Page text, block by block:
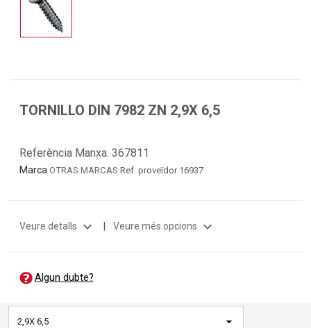
TORNILLO DIN 7982 ZN 2,9X 6,5
Referència Manxa: 367811
Marca OTRAS MARCAS Ref. proveïdor 16937
Veure detalls expand_more | Veure més opcions expand_more
Algun dubte?
2,9X 6,5